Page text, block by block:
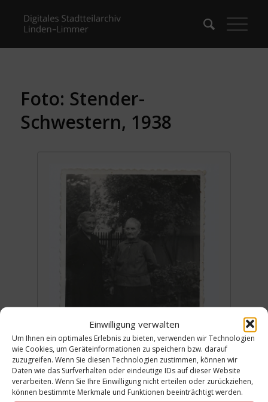
Einwilligung verwalten
Um Ihnen ein optimales Erlebnis zu bieten, verwenden wir Technologien
wie Cookies, um Geräteinformationen zu speichern bzw. darauf
zuzugreifen. Wenn Sie diesen Technologien zustimmen, können wir
Daten wie das Surfverhalten oder eindeutige IDs auf dieser Website
verarbeiten. Wenn Sie Ihre Einwilligung nicht erteilen oder zurückziehen,
können bestimmte Merkmale und Funktionen beeinträchtigt werden.
Foto: Stender-
Schwestern, 1938